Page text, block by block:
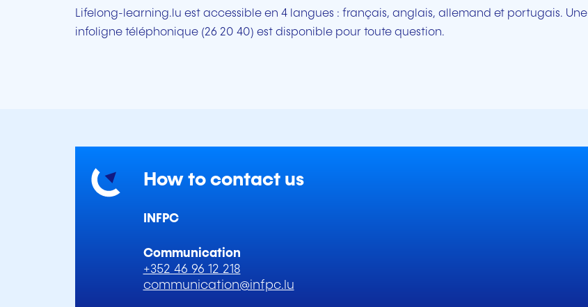
Lifelong-learning.lu est accessible en 4 langues : français, anglais, allemand et portugais. Une
infoligne téléphonique (26 20 40) est disponible pour toute question.
How to contact us
INFPC
Communication
+352 46 96 12 218
communication@infpc.lu